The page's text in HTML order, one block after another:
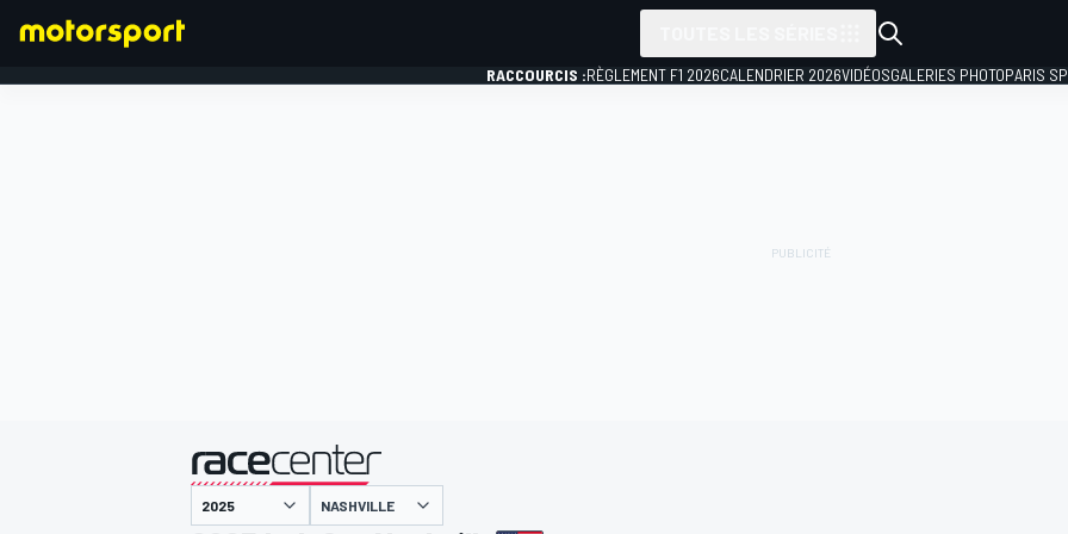
RACCOURCIS :RÈGLEMENT F1 2026CALENDRIER 2026VIDÉOSGALERIES PHOTOPARIS
présenté par
NASHVILLE